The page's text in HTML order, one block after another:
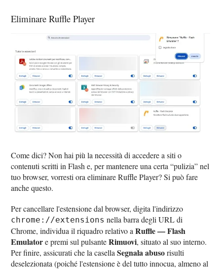
Eliminare Ruffle Player
Come dici? Non hai più la necessità di accedere a siti o
contenuti scritti in Flash e, per mantenere una certa “pulizia” nel
tuo browser, vorresti ora eliminare Ruffle Player? Si può fare
anche questo.
Per cancellare l'estensione dal browser, digita l'indirizzo
chrome://extensions nella barra degli URL di
Chrome, individua il riquadro relativo aRuffle — Flash
Emulatore premi sul pulsanteRimuovi, situato al suo interno.
Per finire, assicurati che la casellaSegnala abusorisulti
deselezionata (poiché l'estensione è del tutto innocua, almeno al